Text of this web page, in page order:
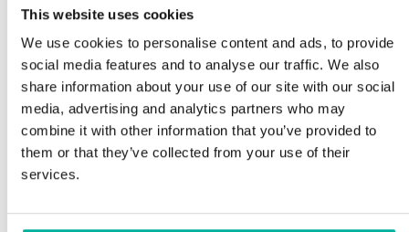
This website uses cookies
We use cookies to personalise content and ads, to provide
social media features and to analyse our traffic. We also
share information about your use of our site with our social
media, advertising and analytics partners who may
combine it with other information that you’ve provided to
them or that they’ve collected from your use of their
services.
Support
Du förtjänar att ha de allra bästa
förutsättningarna för din verksamhet.
Vi har en trevlig och kunnig